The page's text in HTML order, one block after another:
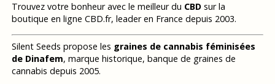
Trouvez votre bonheur avec le meilleur du CBDsur la
boutique en ligne CBD.fr, leader en France depuis 2003.
Silent Seeds propose les graines de cannabis féminisées
de Dinafem, marque historique, banque de graines de
cannabis depuis 2005.